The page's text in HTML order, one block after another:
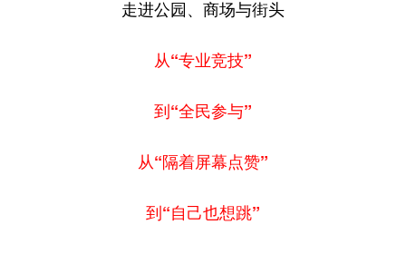
走进公园、商场与街头
从“专业竞技”
到“全民参与”
从“隔着屏幕点赞”
到“自己也想跳”